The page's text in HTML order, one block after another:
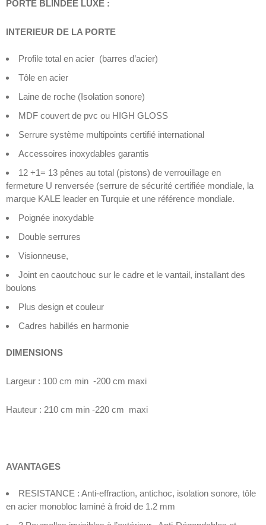
PORTE BLINDEE LUXE :
INTERIEUR DE LA PORTE
Profile total en acier (barres d’acier)
Tôle en acier
Laine de roche (Isolation sonore)
MDF couvert de pvc ou HIGH GLOSS
Serrure système multipoints certifié international
Accessoires inoxydables garantis
12 +1= 13 pênes au total (pistons) de verrouillage en
fermeture U renversée (serrure de sécurité certifiée mondiale, la
marque KALE leader en Turquie et une référence mondiale.
Poignée inoxydable
Double serrures
Visionneuse,
Joint en caoutchouc sur le cadre et le vantail, installant des
boulons
Plus design et couleur
Cadres habillés en harmonie
DIMENSIONS
Largeur : 100 cm min -200 cm maxi
Hauteur : 210 cm min -220 cm maxi
AVANTAGES
RESISTANCE : Anti-effraction, antichoc, isolation sonore, tôle
en acier monobloc laminé à froid de 1.2 mm